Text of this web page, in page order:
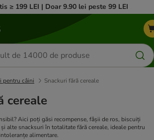
≥ 199 LEI | Doar 9.90 lei peste 99 LEI
pentru câini Snackuri fără cereale
cereale
Aici poți găsi recompense, fâșii de ros, biscuiți
alte snacksuri în totalitate fără cereale, ideale pentru
alimentare.